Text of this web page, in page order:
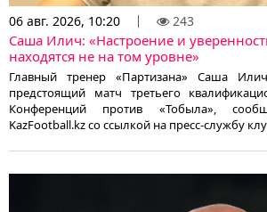
06 авг. 2026, 10:20 243
Саша Илич: «Настроение и
находятся не на том уровне»
Главный тренер «Партизана» Саша
предстоящий матч третьего
Конференций против «Тобыла»,
KazFootball.kz со ссылкой на пресс-службу